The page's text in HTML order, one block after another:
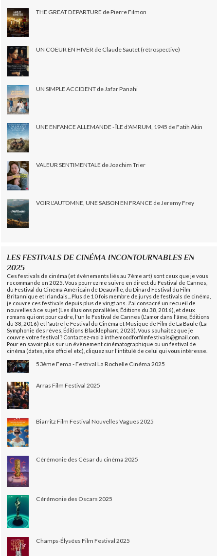
THE GREAT DEPARTURE de Pierre Filmon
UN COEUR EN HIVER de Claude Sautet (rétrospective)
UN SIMPLE ACCIDENT de Jafar Panahi
UNE ENFANCE ALLEMANDE - ÎLE d'AMRUM, 1945 de Fatih Akin
VALEUR SENTIMENTALE de Joachim Trier
VOIR L'AUTOMNE, UNE SAISON EN FRANCE de Jeremy Frey
LES FESTIVALS DE CINÉMA INCONTOURNABLES EN
2025
Ces festivals de cinéma (et évènements liés au 7ème art) sont ceux que je vous
recommande en 2025. Vous pourrez me suivre en direct du Festival de Cannes,
du Festival du Cinéma Américain de Deauville, du Dinard Festival du Film
Britannique et Irlandais... Plus de 10 fois membre de jurys de festivals de cinéma,
je couvre ces festivals depuis plus de vingt ans. J'ai consacré un recueil de
nouvelles à ce sujet (Les illusions parallèles, Éditions du 38, 2016), et deux
romans qui ont pour cadre, l'un le Festival de Cannes (L'amor dans l'âme, Éditions
du 38, 2016) et l'autre le Festival du Cinéma et Musique de Film de La Baule (La
Symphonie des rêves, Éditions Blacklephant, 2023). Vous souhaitez que je
couvre votre festival ? Contactez-moi à inthemoodforfilmfestivals@gmail.com.
Pour en savoir plus sur un évènement cinématographique ou un festival de
cinéma (dates, site officiel etc), cliquez sur l'intitulé de celui qui vous intéresse.
53ème Fema - Festival La Rochelle Cinéma 2025
Arras Film Festival 2025
Biarritz Film Festival Nouvelles Vagues 2025
Cérémonie des César du cinéma 2025
Cérémonie des Oscars 2025
Champs-Élysées Film Festival 2025